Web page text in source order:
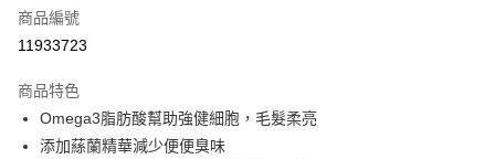
信用卡分期付款
合作金庫商業銀行
華南商業銀行
彰化商業銀行
上海商業儲蓄銀行
超商取貨付款
LINE Pay
商品編號
11933723
商品特色
Omega3脂肪酸幫助強健細胞，毛髮柔亮
添加蕬蘭精華減少便便臭味